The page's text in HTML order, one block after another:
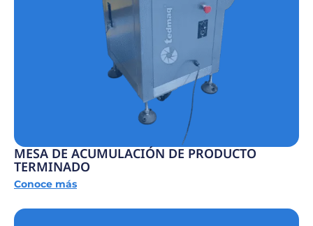
MESA DE ACUMULACIÓN DE PRODUCTO
TERMINADO
Conoce más